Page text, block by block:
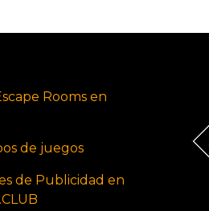
Rooms en
de juegos
de Publicidad en